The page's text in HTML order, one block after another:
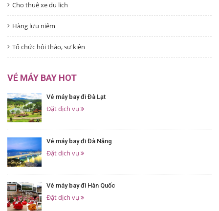
Cho thuê xe du lịch
Hàng lưu niệm
Tổ chức hội thảo, sự kiện
VÉ MÁY BAY HOT
Vé máy bay đi Đà Lạt
Đặt dịch vụ
Vé máy bay đi Đà Nẵng
Đặt dịch vụ
Vé máy bay đi Hàn Quốc
Đặt dịch vụ